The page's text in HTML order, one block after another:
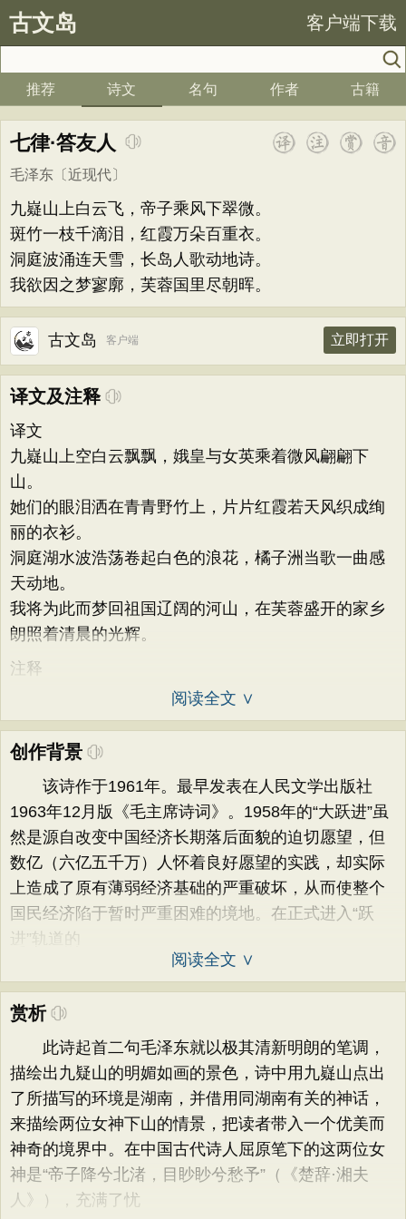
古文岛 客户端下载
推荐 诗文 名句 作者 古籍
七律·答友人
毛泽东 〔近现代〕
九嶷山上白云飞，帝子乘风下翠微。
斑竹一枝千滴泪，红霞万朵百重衣。
洞庭波涌连天雪，长岛人歌动地诗。
我欲因之梦寥廓，芙蓉国里尽朝晖。
古文岛 客户端 立即打开
译文及注释
译文
九嶷山上空白云飘飘，娥皇与女英乘着微风翩翩下
山。
她们的眼泪洒在青青野竹上，片片红霞若天风织成绚
丽的衣衫。
洞庭湖水波浩荡卷起白色的浪花，橘子洲当歌一曲感
天动地。
我将为此而梦回祖国辽阔的河山，在芙蓉盛开的家乡
朗照着清晨的光辉。
注释
阅读全文 ∨
创作背景
该诗作于1961年。最早发表在人民文学出版社
1963年12月版《毛主席诗词》。1958年的“大跃进”虽
然是源自改变中国经济长期落后面貌的迫切愿望，但
数亿（六亿五千万）人怀着良好愿望的实践，却实际
上造成了原有薄弱经济基础的严重破坏，从而使整个
国民经济陷于暂时严重困难的境地。在正式进入“跃
进”轨道的
阅读全文 ∨
赏析
此诗起首二句毛泽东就以极其清新明朗的笔调，
描绘出九疑山的明媚如画的景色，诗中用九嶷山点出
了所描写的环境是湖南，并借用同湖南有关的神话，
来描绘两位女神下山的情景，把读者带入一个优美而
神奇的境界中。在中国古代诗人屈原笔下的这两位女
神是“帝子降兮北渚，目眇眇兮愁予”（《楚辞·湘夫
人》），充满了忧